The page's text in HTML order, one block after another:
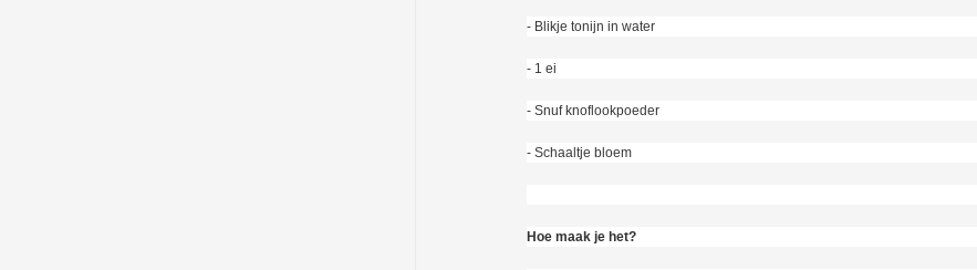
- Blikje tonijn in water
- 1 ei
- Snuf knoflookpoeder
- Schaaltje bloem
Hoe maak je het?